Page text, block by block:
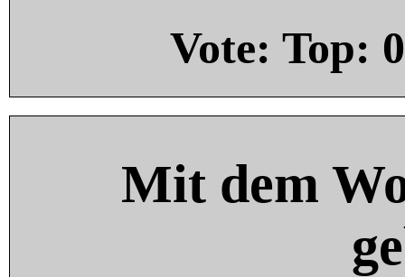
Vote: Top: 0
Mit dem